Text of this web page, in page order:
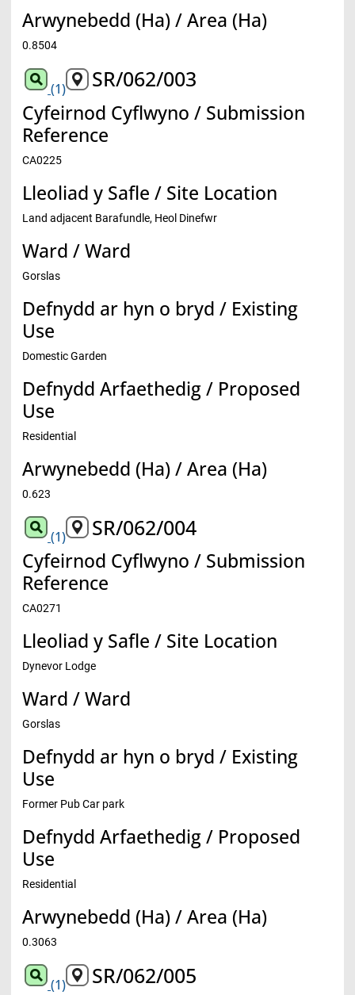
Arwynebedd (Ha) / Area (Ha)
0.8504
(1) SR/062/003
Cyfeirnod Cyflwyno / Submission
Reference
CA0225
Lleoliad y Safle / Site Location
Land adjacent Barafundle, Heol Dinefwr
Ward / Ward
Gorslas
Defnydd ar hyn o bryd / Existing
Use
Domestic Garden
Defnydd Arfaethedig / Proposed
Use
Residential
Arwynebedd (Ha) / Area (Ha)
0.623
(1) SR/062/004
Cyfeirnod Cyflwyno / Submission
Reference
CA0271
Lleoliad y Safle / Site Location
Dynevor Lodge
Ward / Ward
Gorslas
Defnydd ar hyn o bryd / Existing
Use
Former Pub Car park
Defnydd Arfaethedig / Proposed
Use
Residential
Arwynebedd (Ha) / Area (Ha)
0.3063
(1) SR/062/005